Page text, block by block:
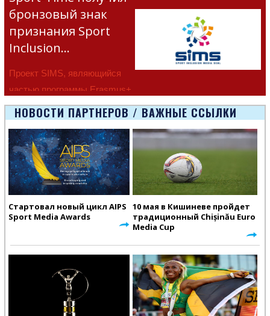
бронзовый знак
признания Sport
Inclusion…
Проект SIMS, являющийся
частью программы Erasmus+
Европейско
НОВОСТИ ПАРТНЕРОВ / ВАЖНЫЕ ССЫЛКИ
Стартовал новый цикл AIPS
Sport Media Awards
10 мая в Кишиневе пройдет
традиционный Chișinău Euro
Media Cup